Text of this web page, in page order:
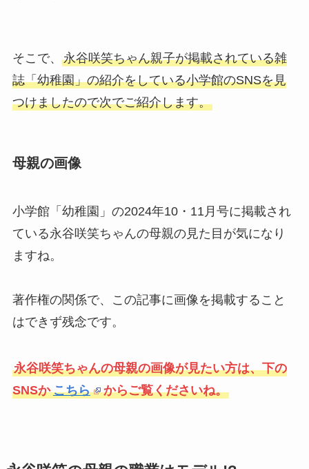
そこで、 永谷咲笑ちゃん親子が掲載されている雑
誌「幼稚園」の紹介をしている小学館のSNSを見
つけましたので次でご紹介します。
母親の画像
小学館「幼稚園」の2024年10・11月号に掲載され
ている永谷咲笑ちゃんの母親の見た目が気になり
ますね。
著作権の関係で、この記事に画像を掲載すること
はできず残念です。
永谷咲笑ちゃんの母親の画像が見たい方は、下の
SNSか こちら からご覧くださいね。